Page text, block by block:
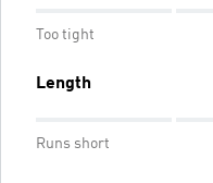
Too tight
Length
Runs short